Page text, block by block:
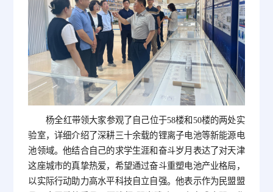
杨全红带领大家参观了自己位于58楼和50楼的两处实
验室，详细介绍了深耕三十余载的锂离子电池等新能源电
池领域。他结合自己的求学生涯和奋斗岁月表达了对天津
这座城市的真挚热爱，希望通过奋斗重塑电池产业格局，
以实际行动助力高水平科技自立自强。他表示作为民盟盟